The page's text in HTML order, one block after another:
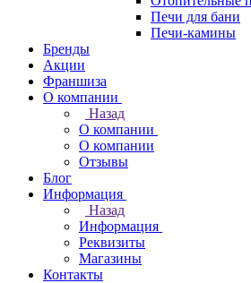
Печи для бани
Печи-камины
Бренды
Акции
Франшиза
О компании
Назад
О компании
О компании
Отзывы
Блог
Информация
Назад
Информация
Реквизиты
Магазины
Контакты